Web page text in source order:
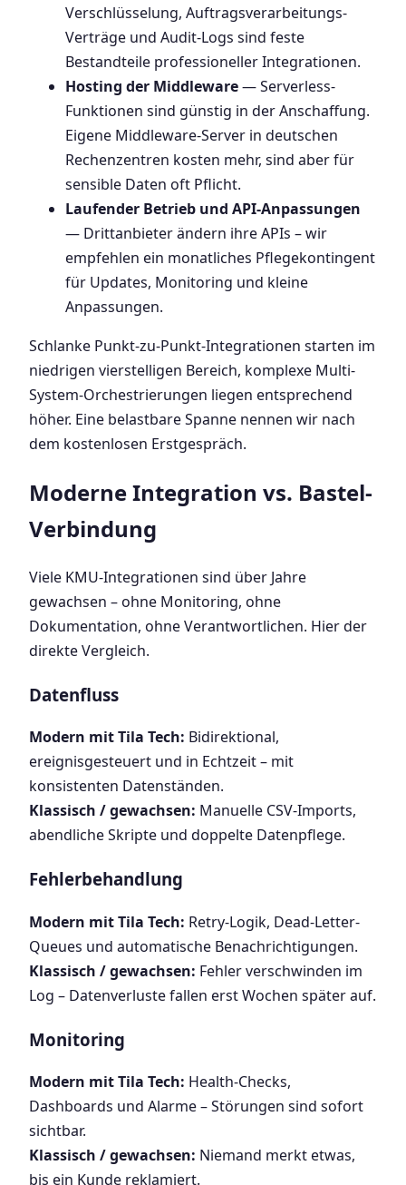
Verschlüsselung, Auftragsverarbeitungs-
Verträge und Audit-Logs sind feste
Bestandteile professioneller Integrationen.
Hosting der Middleware— Serverless-
Funktionen sind günstig in der Anschaffung.
Eigene Middleware-Server in deutschen
Rechenzentren kosten mehr, sind aber für
sensible Daten oft Pflicht.
Laufender Betrieb und API-Anpassungen
— Drittanbieter ändern ihre APIs – wir
empfehlen ein monatliches Pflegekontingent
für Updates, Monitoring und kleine
Anpassungen.
Schlanke Punkt-zu-Punkt-Integrationen starten im
niedrigen vierstelligen Bereich, komplexe Multi-
System-Orchestrierungen liegen entsprechend
höher. Eine belastbare Spanne nennen wir nach
dem kostenlosen Erstgespräch.
Moderne Integration vs. Bastel-
Verbindung
Viele KMU-Integrationen sind über Jahre
gewachsen – ohne Monitoring, ohne
Dokumentation, ohne Verantwortlichen. Hier der
direkte Vergleich.
Datenfluss
Modern mit Tila Tech: Bidirektional,
ereignisgesteuert und in Echtzeit – mit
konsistenten Datenständen.
Klassisch / gewachsen: Manuelle CSV-Imports,
abendliche Skripte und doppelte Datenpflege.
Fehlerbehandlung
Modern mit Tila Tech: Retry-Logik, Dead-Letter-
Queues und automatische Benachrichtigungen.
Klassisch / gewachsen: Fehler verschwinden im
Log – Datenverluste fallen erst Wochen später auf.
Monitoring
Modern mit Tila Tech: Health-Checks,
Dashboards und Alarme – Störungen sind sofort
sichtbar.
Klassisch / gewachsen: Niemand merkt etwas,
bis ein Kunde reklamiert.